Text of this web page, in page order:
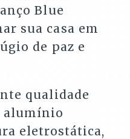
Blue
sua casa em
de paz e
qualidade
alumínio
eletrostática,